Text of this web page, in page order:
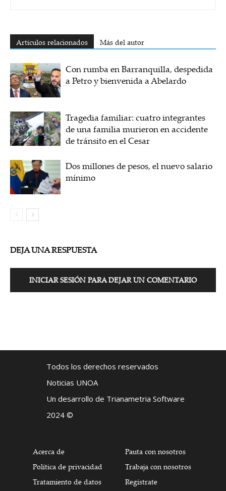
Artículos relacionados Más del autor
Con rumba en Barranquilla, despedida
a Petro y bienvenida a Abelardo
Tragedia familiar: cuatro integrantes
de una familia murieron en accidente
de tránsito en el Cesar
Dos millones de pesos, el nuevo salario
mínimo
DEJA UNA RESPUESTA
INICIAR SESIÓN PARA DEJAR UN COMENTARIO
Todos los derechos reservados
Noticias UNOA
Un desarrollo de Trianametria Software
2024 ©
Acerca de
Política de privacidad
Tratamiento de datos
Pauta con nosotros
Trabaja con nosotros
Regístrate